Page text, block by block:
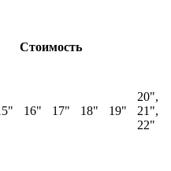
Стоимость
16" 17" 18" 19"
20",
21",
22"